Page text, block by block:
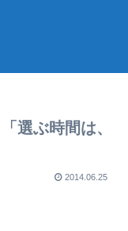
選ぶ時間は、
2014.06.25